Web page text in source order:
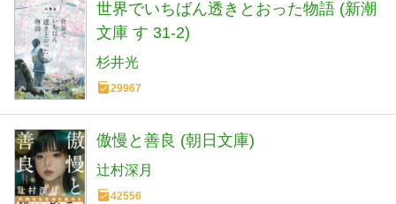
世界でいちばん透きとおった物語 (新潮
文庫 す 31-2)
杉井光
29967
傲慢と善良 (朝日文庫)
辻村深月
42556